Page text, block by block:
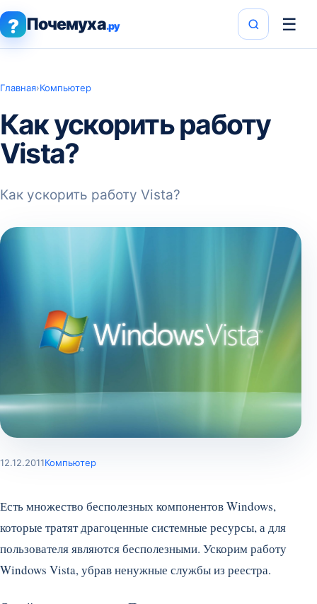
? Почемуха.ру ☰
Главная›Компьютер
Как ускорить работу
Vista?
Как ускорить работу Vista?
12.12.2011Компьютер
Есть множество бесполезных компонентов Windows,
которые тратят драгоценные системные ресурсы, а для
пользователя являются бесполезными. Ускорим работу
Windows Vista, убрав ненужные службы из реестра.